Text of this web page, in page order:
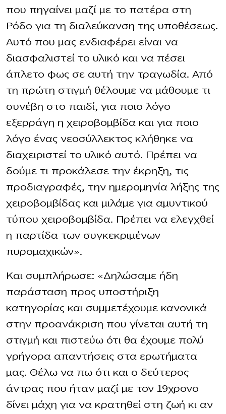
που πηγαίνει μαζί με το πατέρα στη
Ρόδο για τη διαλεύκανση της υποθέσεως.
Αυτό που μας ενδιαφέρει είναι να
διασφαλιστεί το υλικό και να πέσει
άπλετο φως σε αυτή την τραγωδία. Από
τη πρώτη στιγμή θέλουμε να μάθουμε τι
συνέβη στο παιδί, για ποιο λόγο
εξερράγη η χειροβομβίδα και για ποιο
λόγο ένας νεοσύλλεκτος κλήθηκε να
διαχειριστεί το υλικό αυτό. Πρέπει να
δούμε τι προκάλεσε την έκρηξη, τις
προδιαγραφές, την ημερομηνία λήξης της
χειροβομβίδας και μιλάμε για αμυντικού
τύπου χειροβομβίδα. Πρέπει να ελεγχθεί
η παρτίδα των συγκεκριμένων
πυρομαχικών».
Και συμπλήρωσε: «Δηλώσαμε ήδη
παράσταση προς υποστήριξη
κατηγορίας και συμμετέχουμε κανονικά
στην προανάκριση που γίνεται αυτή τη
στιγμή και πιστεύω ότι θα έχουμε πολύ
γρήγορα απαντήσεις στα ερωτήματα
μας. Θέλω να πω ότι και ο δεύτερος
άντρας που ήταν μαζί με τον 19χρονο
δίνει μάχη για να κρατηθεί στη ζωή κι αν